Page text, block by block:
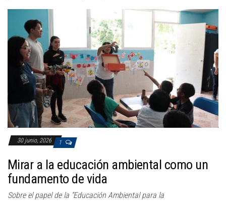
30 junio, 2026 1
Mirar a la educación ambiental como un
fundamento de vida
Sobre el papel de la “Educación Ambiental para la